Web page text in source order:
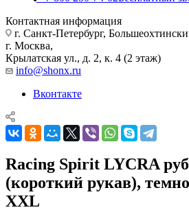
Контактная информация
г. Санкт-Петербург,
г. Москва,
Крылатская ул., д. 2, к. 4 (2 этаж)
info@shonx.ru
Вконтакте
Racing Spirit LYCRA
(короткий рукав),
XXL